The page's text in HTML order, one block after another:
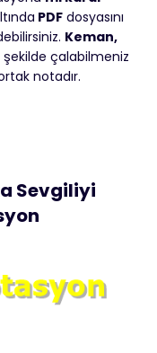
PDF dosyasını
Keman,
şekilde çalabilmeniz
notadır.
Sevgiliyi